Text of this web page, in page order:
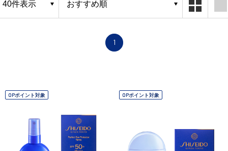
1
OPポイント対象 OPポイント対象